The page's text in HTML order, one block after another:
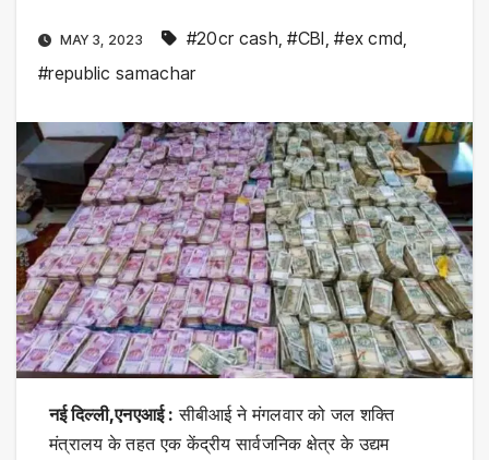
MAY 3, 2023 #20cr cash,#CBI,#ex cmd,
#republic samachar
नई दिल्ली,एनएआई : सीबीआई ने मंगलवार को जल शक्ति
मंत्रालय के तहत एक केंद्रीय सार्वजनिक क्षेत्र के उद्यम